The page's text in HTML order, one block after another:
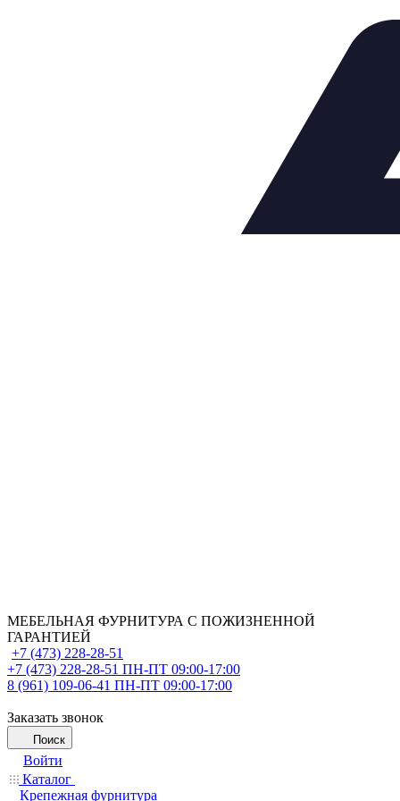
МЕБЕЛЬНАЯ ФУРНИТУРА С ПОЖИЗНЕННОЙ
ГАРАНТИЕЙ
+7 (473) 228-28-51
+7 (473) 228-28-51 ПН-ПТ 09:00-17:00
8 (961) 109-06-41 ПН-ПТ 09:00-17:00
Заказать звонок
Поиск
Войти
Каталог
Крепежная фурнитура